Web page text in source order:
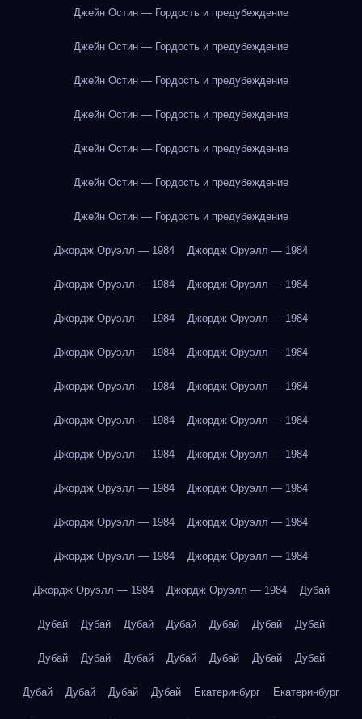
Джейн Остин — Гордость и предубеждение
Джейн Остин — Гордость и предубеждение
Джейн Остин — Гордость и предубеждение
Джейн Остин — Гордость и предубеждение
Джейн Остин — Гордость и предубеждение
Джейн Остин — Гордость и предубеждение
Джейн Остин — Гордость и предубеждение
Джордж Оруэлл — 1984 Джордж Оруэлл — 1984
Джордж Оруэлл — 1984 Джордж Оруэлл — 1984
Джордж Оруэлл — 1984 Джордж Оруэлл — 1984
Джордж Оруэлл — 1984 Джордж Оруэлл — 1984
Джордж Оруэлл — 1984 Джордж Оруэлл — 1984
Джордж Оруэлл — 1984 Джордж Оруэлл — 1984
Джордж Оруэлл — 1984 Джордж Оруэлл — 1984
Джордж Оруэлл — 1984 Джордж Оруэлл — 1984
Джордж Оруэлл — 1984 Джордж Оруэлл — 1984
Джордж Оруэлл — 1984 Джордж Оруэлл — 1984
Джордж Оруэлл — 1984 Джордж Оруэлл — 1984 Дубай
Дубай Дубай Дубай Дубай Дубай Дубай Дубай
Дубай Дубай Дубай Дубай Дубай Дубай Дубай
Дубай Дубай Дубай Дубай Екатеринбург Екатеринбург